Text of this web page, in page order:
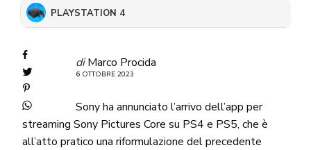
PLAYSTATION 4
di Marco Procida
6 OTTOBRE 2023
Sony ha annunciato l’arrivo dell’app per
streaming Sony Pictures Core su PS4 e PS5, che è
all’atto pratico una riformulazione del precedente